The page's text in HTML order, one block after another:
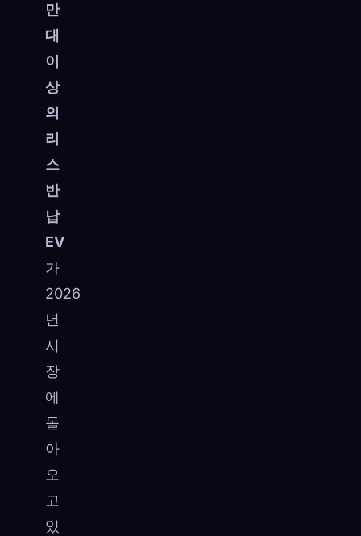
만
대
이
상
의
리
스
반
납
EV
가
2026
년
시
장
에
돌
아
오
고
있